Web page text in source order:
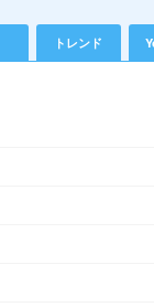
トレンド